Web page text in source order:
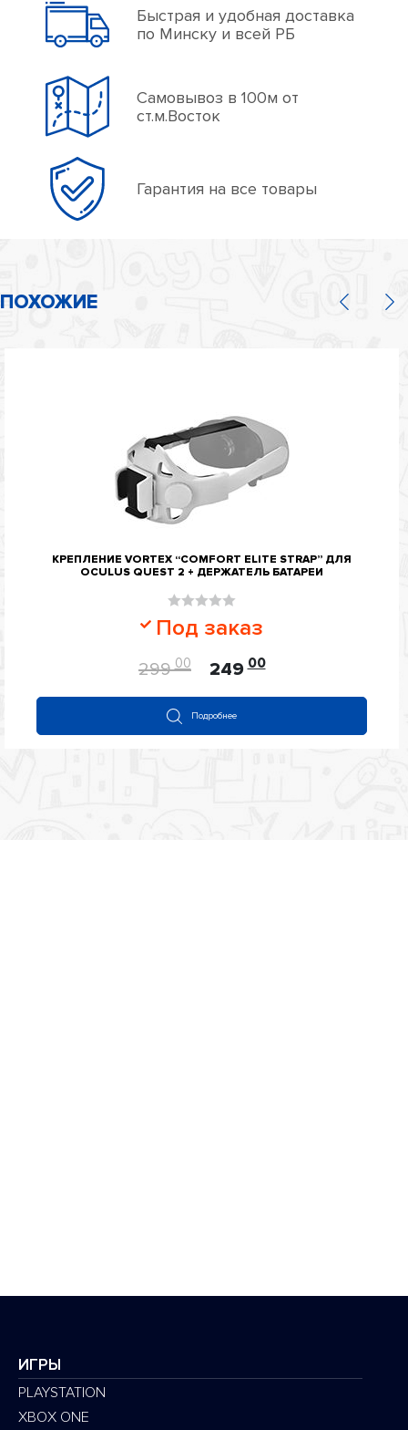
Быстрая и удобная доставка
по Минску и всей РБ
Самовывоз в 100м от
ст.м.Восток
Гарантия на все товары
ПОХОЖИЕ
КРЕПЛЕНИЕ VORTEX “COMFORT ELITE STRAP” ДЛЯ
OCULUS QUEST 2 + ДЕРЖАТЕЛЬ БАТАРЕИ
Оценка
0
из
Под заказ
299 00 249 00
Подробнее
ИГРЫ
PLAYSTATION
XBOX ONE